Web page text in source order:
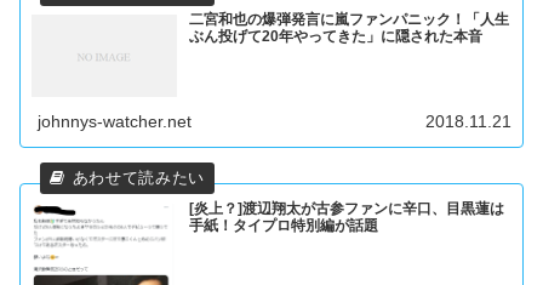
二宮和也の爆弾発言に嵐ファンパニック！「人生
ぶん投げて20年やってきた」に隠された本音
johnnys-watcher.net 2018.11.21
[炎上？]渡辺翔太が古参ファンに辛口、目黒蓮は
手紙！タイプロ特別編が話題